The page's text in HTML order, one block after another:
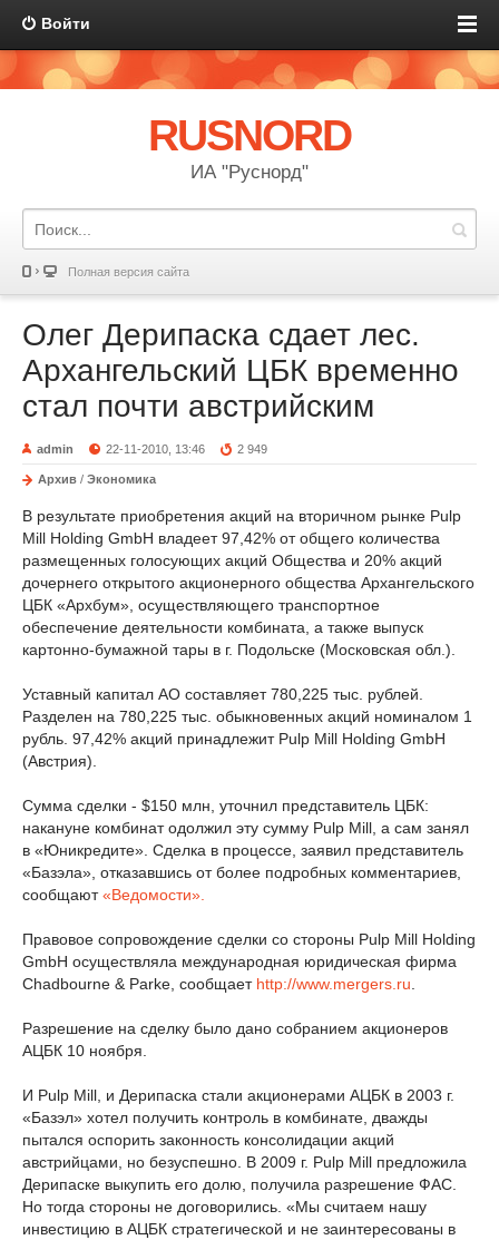
Войти
RUSNORD
ИА "Руснорд"
Полная версия сайта
Олег Дерипаска сдает лес.
Архангельский ЦБК временно
стал почти австрийским
admin 22-11-2010, 13:46 2 949
Архив / Экономика
В результате приобретения акций на вторичном рынке Pulp
Mill Holding GmbH владеет 97,42% от общего количества
размещенных голосующих акций Общества и 20% акций
дочернего открытого акционерного общества Архангельского
ЦБК «Архбум», осуществляющего транспортное
обеспечение деятельности комбината, а также выпуск
картонно-бумажной тары в г. Подольске (Московская обл.).
Уставный капитал АО составляет 780,225 тыс. рублей.
Разделен на 780,225 тыс. обыкновенных акций номиналом 1
рубль. 97,42% акций принадлежит Pulp Mill Holding GmbH
(Австрия).
Сумма сделки - $150 млн, уточнил представитель ЦБК:
накануне комбинат одолжил эту сумму Pulp Mill, а сам занял
в «Юникредите». Сделка в процессе, заявил представитель
«Базэла», отказавшись от более подробных комментариев,
сообщают«Ведомости».
Правовое сопровождение сделки со стороны Pulp Mill Holding
GmbH осуществляла международная юридическая фирма
Chadbourne & Parke, сообщает http://www.mergers.ru
Разрешение на сделку было дано собранием акционеров
АЦБК 10 ноября.
И Pulp Mill, и Дерипаска стали акционерами АЦБК в 2003 г.
«Базэл» хотел получить контроль в комбинате, дважды
пытался оспорить законность консолидации акций
австрийцами, но безуспешно. В 2009 г. Pulp Mill предложила
Дерипаске выкупить его долю, получила разрешение ФАС.
Но тогда стороны не договорились. «Мы считаем нашу
инвестицию в АЦБК стратегической и не заинтересованы в